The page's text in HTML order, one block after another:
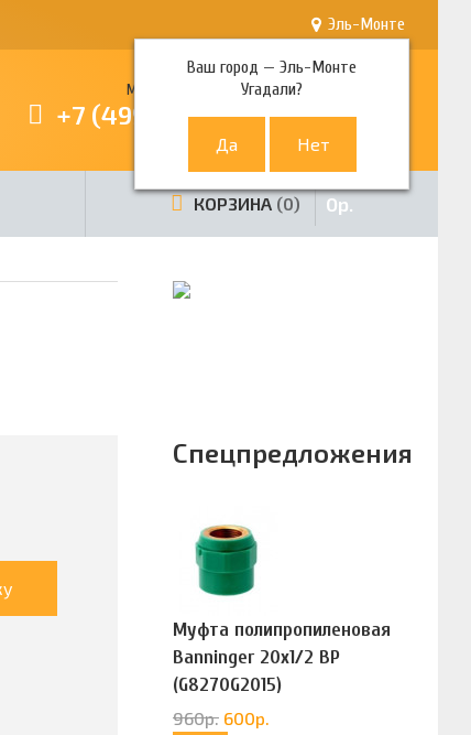
Эль-Монте
Ваш город —Эль-Монте
Угадали?
Многоканальный телефон
+7 (499) 380-80-80
КОРЗИНА 0 0р.
Спецпредложения
Муфта полипропиленовая
Banninger 20х1/2 ВР
(G8270G2015)
960р. 600р.